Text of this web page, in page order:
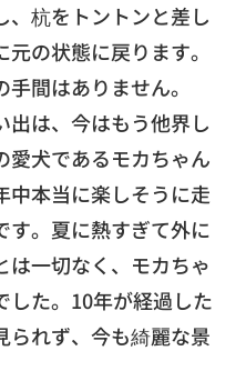
杭をトントンと差し
の状態に戻ります。
間はありません。
は、 今はもう他界し
愛犬であるモカちゃん
中本当に楽しそうに走
す。夏に熱すぎて外に
一切なく、 モカちゃ
た。 10年が経過した
れず、 今も綺麗な景